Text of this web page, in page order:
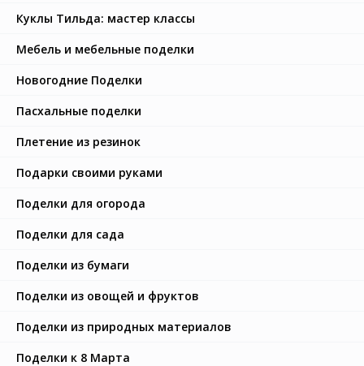
Куклы Тильда: мастер классы
Мебель и мебельные поделки
Новогодние Поделки
Пасхальные поделки
Плетение из резинок
Подарки своими руками
Поделки для огорода
Поделки для сада
Поделки из бумаги
Поделки из овощей и фруктов
Поделки из природных материалов
Поделки к 8 Марта